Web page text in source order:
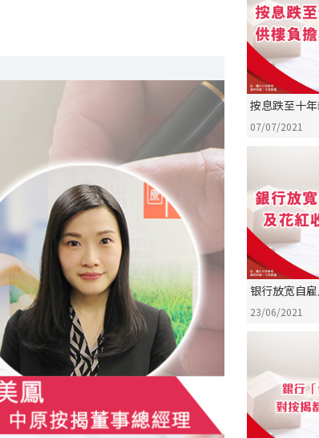
按息跌至十
07/07/2021
银行放宽自
23/06/2021